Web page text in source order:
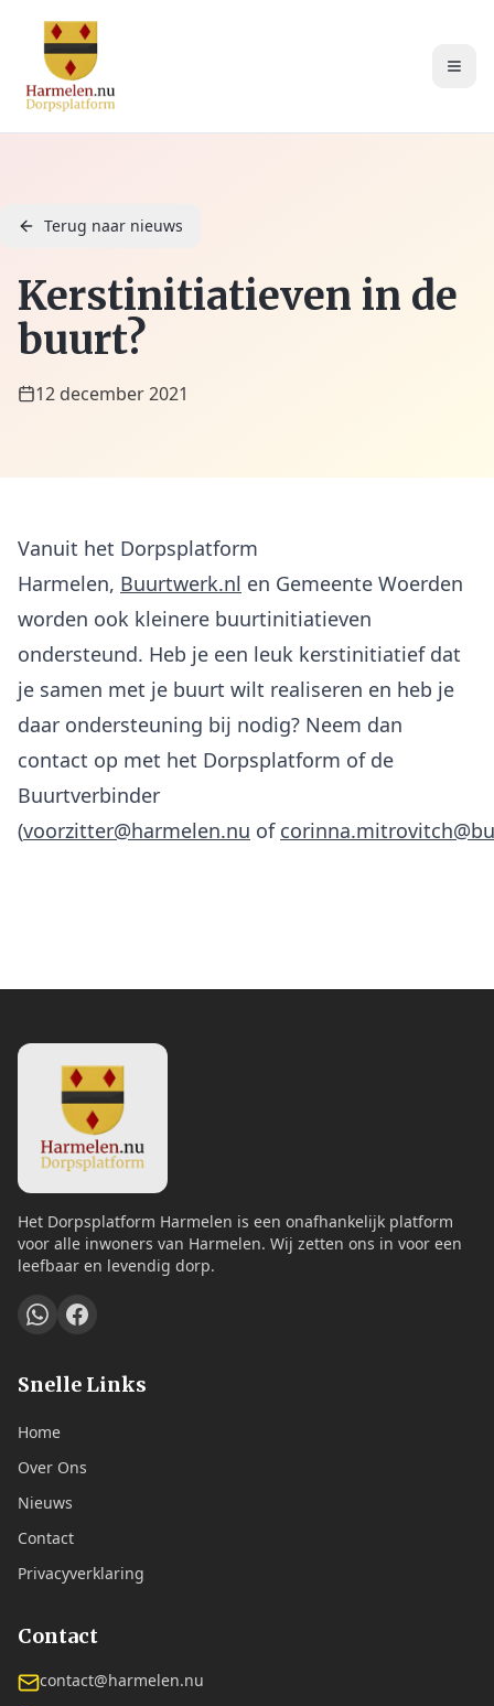
Terug naar nieuws
Kerstinitiatieven in de
buurt?
12 december 2021
Vanuit het Dorpsplatform
Harmelen, Buurtwerk.nl en Gemeente Woerden
worden ook kleinere buurtinitiatieven
ondersteund. Heb je een leuk kerstinitiatief dat
je samen met je buurt wilt realiseren en heb je
daar ondersteuning bij nodig? Neem dan
contact op met het Dorpsplatform of de
Buurtverbinder
(voorzitter@harmelen.nu of
Het Dorpsplatform Harmelen is een onafhankelijk platform
voor alle inwoners van Harmelen. Wij zetten ons in voor een
leefbaar en levendig dorp.
Snelle Links
Home
Over Ons
Nieuws
Contact
Privacyverklaring
Contact
contact@harmelen.nu